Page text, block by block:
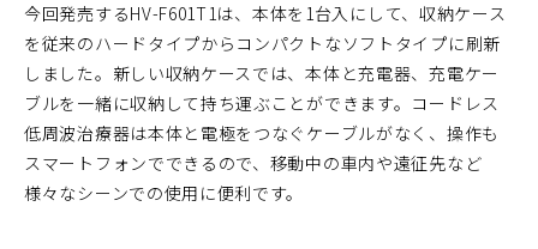
今回発売するHV-F601T1は、本体を1台入にして、収納ケース
を従来のハードタイプからコンパクトなソフトタイプに刷新
しました。新しい収納ケースでは、本体と充電器、充電ケー
ブルを一緒に収納して持ち運ぶことができます。コードレス
低周波治療器は本体と電極をつなぐケーブルがなく、操作も
スマートフォンでできるので、移動中の車内や遠征先など
様々なシーンでの使用に便利です。